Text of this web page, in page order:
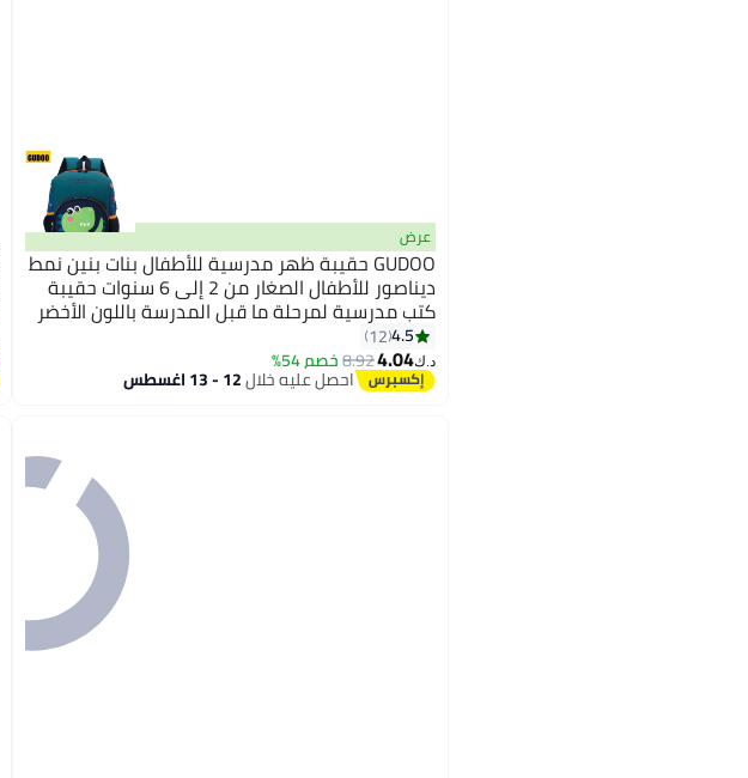
عرض
GUDOO حقيبة ظهر مدرسية للأطفال بنات بنين نمط
ديناصور للأطفال الصغار من 2 إلى 6 سنوات حقيبة
كتب مدرسية لمرحلة ما قبل المدرسة باللون الأخضر
4.5
12
د.ك‏4.04
8.92خصم 54%
احصل عليه خلال12 - 13 اغسطس